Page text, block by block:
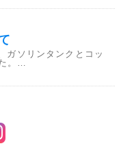
ガソリンタンクとコッ
。…